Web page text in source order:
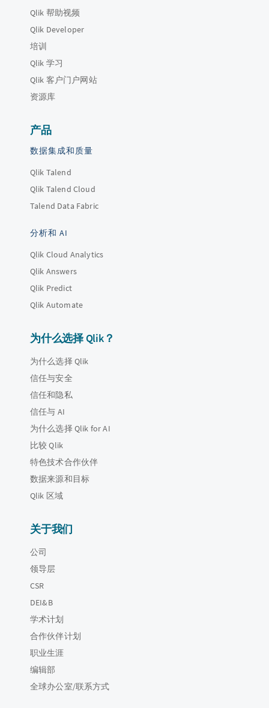
Qlik 帮助视频
Qlik Developer
培训
Qlik 学习
Qlik 客户门户网站
资源库
产品
数据集成和质量
Qlik Talend
Qlik Talend Cloud
Talend Data Fabric
分析和 AI
Qlik Cloud Analytics
Qlik Answers
Qlik Predict
Qlik Automate
为什么选择 Qlik？
为什么选择 Qlik
信任与安全
信任和隐私
信任与 AI
为什么选择 Qlik for AI
比较 Qlik
特色技术合作伙伴
数据来源和目标
Qlik 区域
关于我们
公司
领导层
CSR
DEI&B
学术计划
合作伙伴计划
职业生涯
编辑部
全球办公室/联系方式